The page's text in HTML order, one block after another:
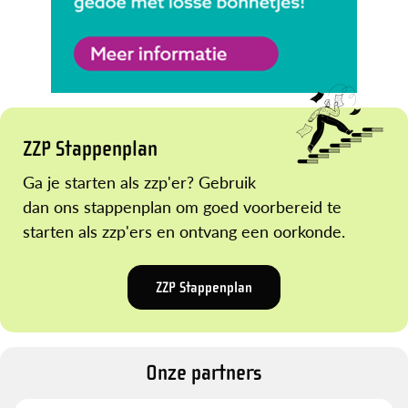
ZZP Stappenplan
Ga je starten als zzp'er? Gebruik
dan ons stappenplan om goed voorbereid te
starten als zzp'ers en ontvang een oorkonde.
ZZP Stappenplan
Onze partners